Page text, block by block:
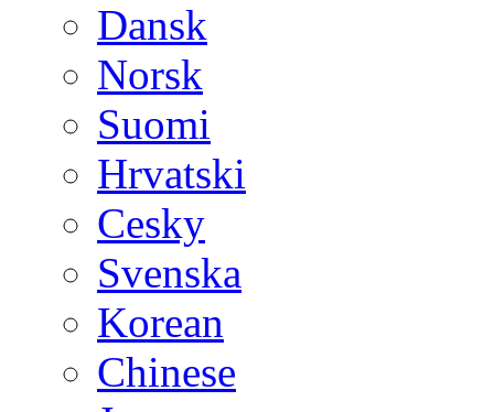
Dansk
Norsk
Suomi
Hrvatski
Cesky
Svenska
Korean
Chinese